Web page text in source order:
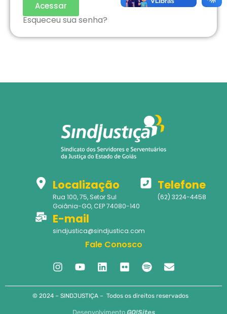
Acessar
Esqueceu sua senha?
Localização
Rua 100, 75, Setor Sul
Goiânia-GO, CEP 74080-140
Telefone
(62) 3224-4458
E-mail
sindjustica@sindjustica.com
Fale Conosco
© 2024 – SINDJUSTIÇA – Todos os direitos reservados
Desenvolvimento GO!Sites